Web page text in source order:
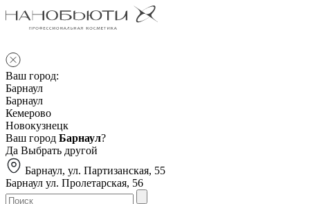
Ваш город:
Барнаул
Барнаул
Кемерово
Новокузнецк
Ваш город Барнаул?
Да Выбрать другой
Барнаул, ул. Партизанская, 55
Барнаул ул. Пролетарская, 56